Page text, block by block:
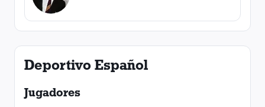
Deportivo Español
Jugadores